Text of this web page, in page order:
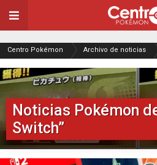
Centro Pokémon Archivo de noticias
Noticias Pokémon
Switch”